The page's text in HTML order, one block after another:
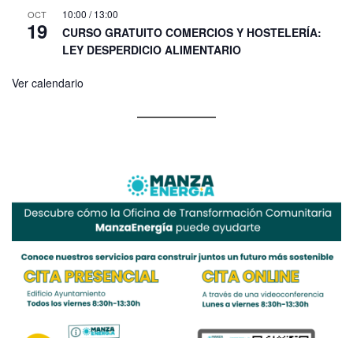
OCT
19
10:00 /13:00
CURSO GRATUITO COMERCIOS Y HOSTELERÍA:
LEY DESPERDICIO ALIMENTARIO
Ver calendario